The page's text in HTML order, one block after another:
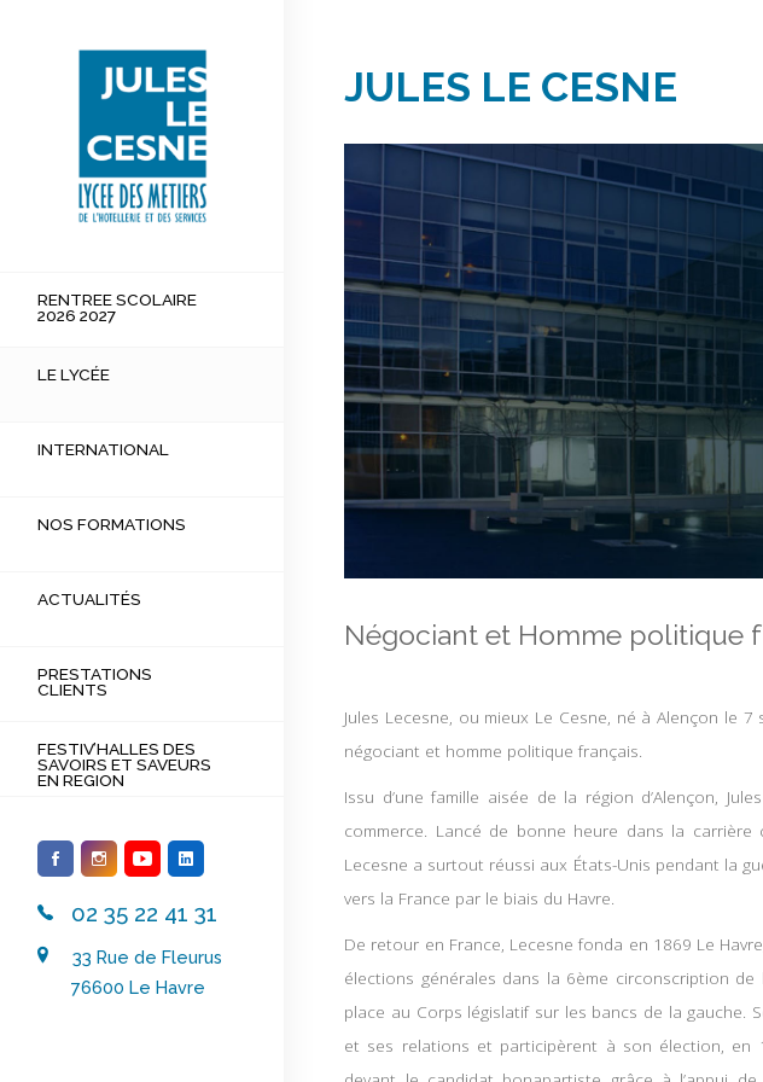
NOS FORMATIONS
FESTIV’HALLES DES SAVOIRS ET
02 35 22 41 31
76600 Le Havre
RENTREE SCOLAIRE
2026 2027
LE LYCÉE
INTERNATIONAL
NOS FORMATIONS
ACTUALITÉS
PRESTATIONS
CLIENTS
FESTIV’HALLES DES
SAVOIRS ET SAVEURS
EN REGION
02 35 22 41 31
33 Rue de Fleurus
76600 Le Havre
JULES LE CESNE
Négociant et Homme politique
Jules Lecesne, ou mieux Le Cesne, né à Alençon le
négociant et homme politique français.
Issu d’une famille aisée de la région d’Alençon,
commerce. Lancé de bonne heure dans la
Lecesne a surtout réussi aux États-Unis pendant la
vers la France par le biais du Havre.
De retour en France, Lecesne fonda en 1869 Le
élections générales dans la 6ème circonscription
place au Corps législatif sur les bancs de la
et ses relations et participèrent à son élection, en